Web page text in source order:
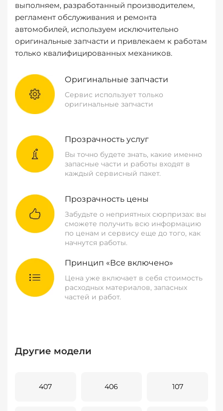
выполняем, разработанный производителем,
регламент обслуживания и ремонта
автомобилей, используем исключительно
оригинальные запчасти и привлекаем к работам
только квалифицированных механиков.
Оригинальные запчасти
Сервис использует только
оригинальные запчасти
Прозрачность услуг
Вы точно будете знать, какие именно
запасные части и работы входят в
каждый сервисный пакет.
Прозрачность цены
Забудьте о неприятных сюрпризах: вы
сможете получить всю информацию
по ценам и сервису еще до того, как
начнутся работы.
Принцип «Все включено»
Цена уже включает в себя стоимость
расходных материалов, запасных
частей и работ.
Другие модели
407 406 107